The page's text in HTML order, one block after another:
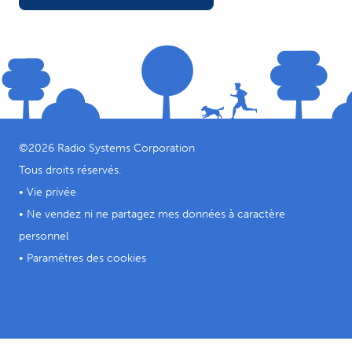
©2026 Radio Systems Corporation
Tous droits réservés.
• Vie privée
• Ne vendez ni ne partagez mes données à caractère
personnel
• Paramètres des cookies